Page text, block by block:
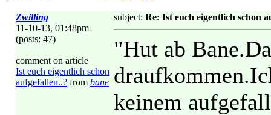
Zwilling
11-10-13, 01:48pm
(posts: 47)
comment on article
Ist euch eigentlich schon
aufgefallen..? from bane
subject: Re: Ist euch eigentlich schon
"Hut ab
keinem